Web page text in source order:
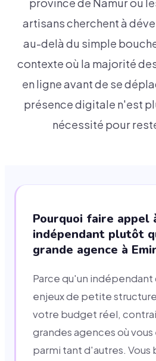
province de Namur où
artisans cherchent à
au-delà du simple
contexte où la majorité
en ligne avant de se
présence digitale n'est
nécessité pour
Pourquoi faire appel
indépendant plutôt
grande agence à
Parce qu'un
enjeux de petite
votre budget réel,
grandes agences où
parmi tant d'autres.